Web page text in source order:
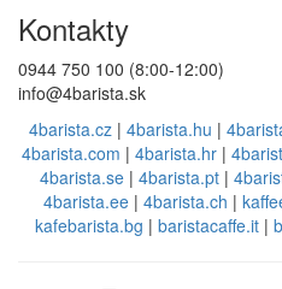
Kontakty
0944 750 100 (8:00-12:00)
info@4barista.sk
4barista.cz| 4barista.hu |
4barista.com | 4barista.hr|
4barista.se | 4barista.pt |
4barista.ee | 4barista.ch |
kafebarista.bg | baristacaffe.it|